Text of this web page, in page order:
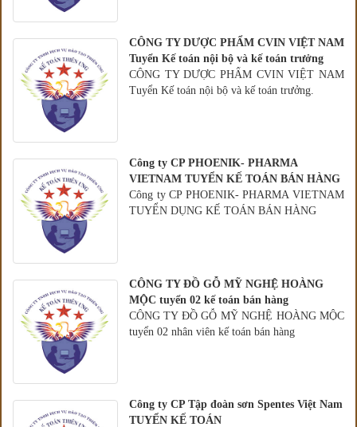
CÔNG TY DƯỢC PHẨM CVIN VIỆT NAM
Tuyển Kế toán nội bộ và kế toán trưởng
CÔNG TY DƯỢC PHẨM CVIN VIỆT NAM
Tuyển Kế toán nội bộ và kế toán trưởng.
Công ty CP PHOENIK- PHARMA
VIETNAM TUYỂN KẾ TOÁN BÁN HÀNG
Công ty CP PHOENIK- PHARMA VIETNAM
TUYỂN DỤNG KẾ TOÁN BÁN HÀNG
CÔNG TY ĐỒ GỖ MỸ NGHỆ HOÀNG
MỘC tuyển 02 kế toán bán hàng
CÔNG TY ĐỒ GỖ MỸ NGHỆ HOÀNG MỘC
tuyển 02 nhân viên kế toán bán hàng
Công ty CP Tập đoàn sơn Spentes Việt Nam
TUYỂN KẾ TOÁN